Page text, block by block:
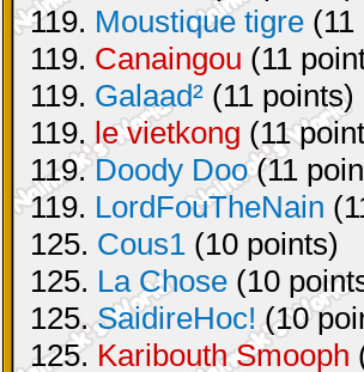
119. Moustique tigre (11
119. Canaingou (11
119. Galaad² (11 points)
119. le vietkong (11
119.Doody Doo(11
119. LordFouTheNain
125. Cous1 (10 points)
125. La Chose (10
125.SaidireHoc! (10
125. Karibouth Smooph